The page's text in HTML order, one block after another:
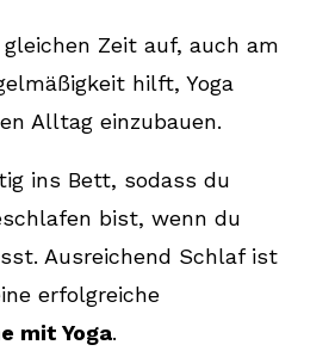
Zeit auf, auch am
hilft, Yoga
Alltag einzubauen.
ins Bett, sodass du
bist, wenn du
Ausreichend Schlaf ist
erfolgreiche
mit Yoga.